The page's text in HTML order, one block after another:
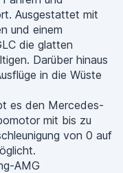
Ausgestattet mit
und einem
die glatten
Darüber hinaus
in die Wüste
es den Mercedes-
mit bis zu
von 0 auf
AMG